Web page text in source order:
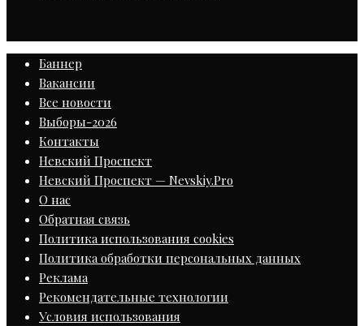
Баннер
Вакансии
Все новости
Выборы-2026
Контакты
Невский Проспект
Невский Проспект — Nevskiy.Pro
О нас
Обратная связь
Политика использования cookies
Политика обработки персональных данных
Реклама
Рекомендательные технологии
Условия использования